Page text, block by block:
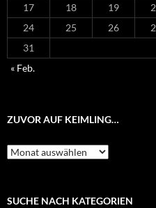
17
18 19
24
25 26
31
« Feb.
ZUVOR AUF KEIMLING…
Zuvor
auf
SUCHE NACH KATEGORIEN